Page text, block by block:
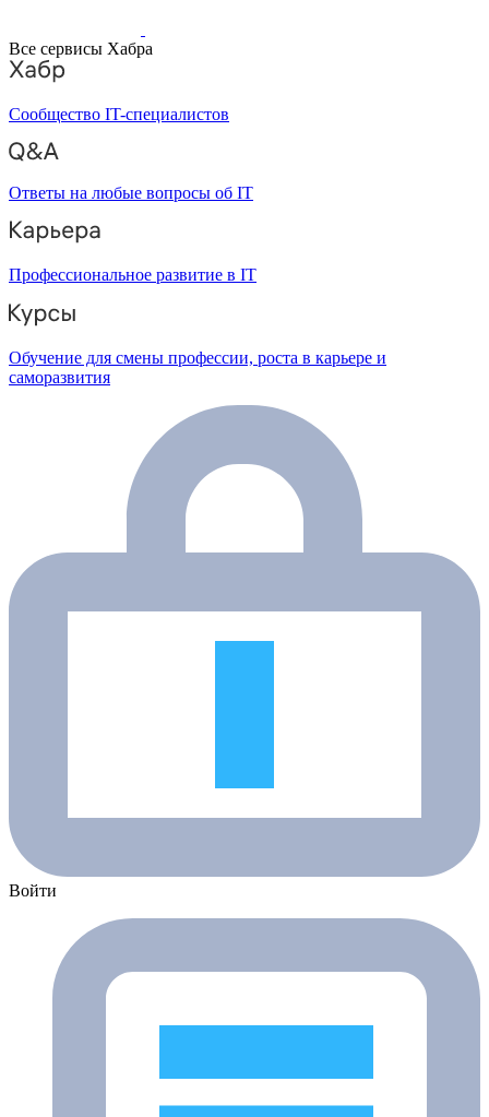
Все сервисы Хабра
Сообщество IT-специалистов
Ответы на любые вопросы об IT
Профессиональное развитие в IT
Обучение для смены профессии, роста в карьере и
саморазвития
Войти